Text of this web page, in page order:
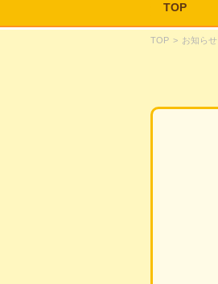
TOP
TOP > お知らせ